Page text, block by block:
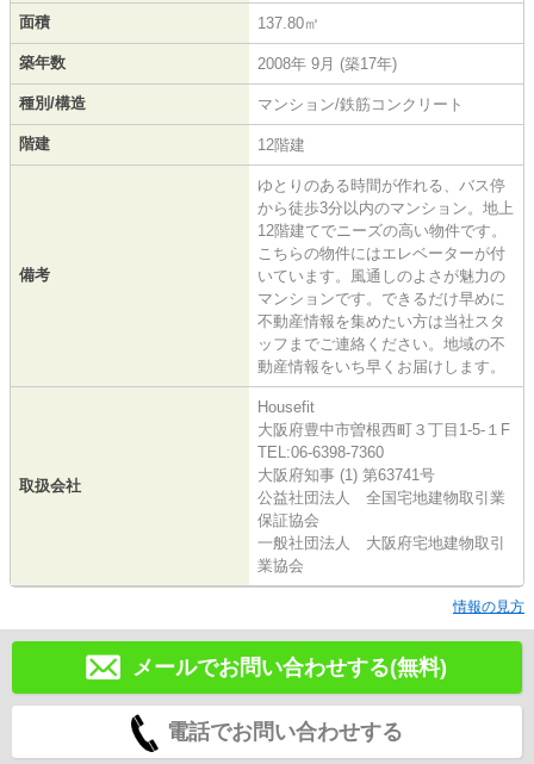
面積 137.80㎡
築年数 2008年 9月 (築17年)
種別/構造 マンション/鉄筋コンクリート
階建 12階建
備考
ゆとりのある時間が作れる、バス停
から徒歩3分以内のマンション。地上
12階建てでニーズの高い物件です。
こちらの物件にはエレベーターが付
いています。風通しのよさが魅力の
マンションです。できるだけ早めに
不動産情報を集めたい方は当社スタ
ッフまでご連絡ください。地域の不
動産情報をいち早くお届けします。
取扱会社
Housefit
大阪府豊中市曽根西町３丁目1-5-１F
TEL:06-6398-7360
大阪府知事 (1) 第63741号
公益社団法人 全国宅地建物取引業
保証協会
一般社団法人 大阪府宅地建物取引
業協会
情報の見方
メールでお問い合わせする(無料)
電話でお問い合わせする